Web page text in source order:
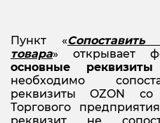
Пункт «
товара» открывает
основные реквизиты
необходимо
реквизиты OZON
Торгового